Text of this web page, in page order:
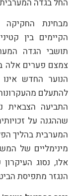
החל בגדה
מבחינת
הקיימים בין
תושבי הגדה
צמצם פערים אלה
הנוער החדש
התביעה הצבאית
שההגנה על
המערבית בהליך
מינימליים של
אלו, נסוג
הנגזר מתפיסת